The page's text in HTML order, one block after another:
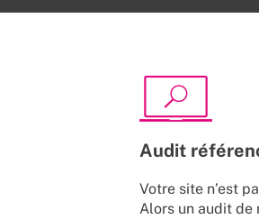
Audit
Votre site n’est
Alors un audit de